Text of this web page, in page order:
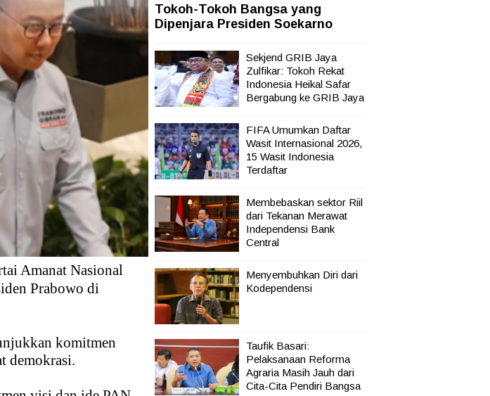
Nyata bagi Rakyat
Ini Hadapi Puncak Musim Kemarau
Terpapar Hoaks dan Konten
Amanat Nasional
Prabowo di
komitmen
demokrasi.
Tokoh-Tokoh Bangsa yang
Dipenjara Presiden Soekarno
Sekjend GRIB Jaya
Zulfikar: Tokoh Rekat
Indonesia Heikal Safar
Bergabung ke GRIB Jaya
FIFA Umumkan Daftar
Wasit Internasional 2026,
15 Wasit Indonesia
Terdaftar
Membebaskan sektor Riil
dari Tekanan Merawat
Independensi Bank
Central
Menyembuhkan Diri dari
Kodependensi
Taufik Basari:
Pelaksanaan Reforma
Agraria Masih Jauh dari
Cita-Cita Pendiri Bangsa